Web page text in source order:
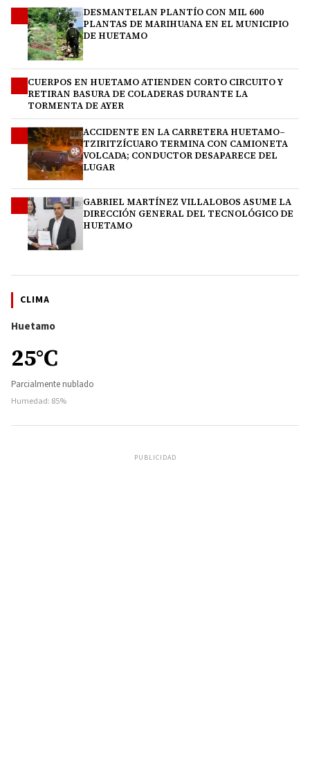
DESMANTELAN PLANTÍO CON MIL 600
PLANTAS DE MARIHUANA EN EL MUNICIPIO
DE HUETAMO
CUERPOS EN HUETAMO ATIENDEN CORTO CIRCUITO Y
RETIRAN BASURA DE COLADERAS DURANTE LA
TORMENTA DE AYER
ACCIDENTE EN LA CARRETERA HUETAMO–
TZIRITZÍCUARO TERMINA CON CAMIONETA
VOLCADA; CONDUCTOR DESAPARECE DEL
LUGAR
GABRIEL MARTÍNEZ VILLALOBOS ASUME LA
DIRECCIÓN GENERAL DEL TECNOLÓGICO DE
HUETAMO
CLIMA
Huetamo
25°C
Parcialmente nublado
Humedad: 85%
PUBLICIDAD